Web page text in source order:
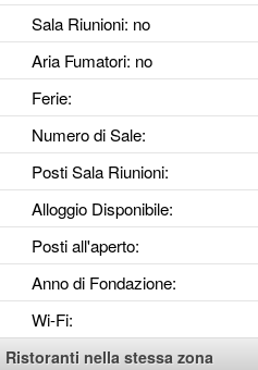
Sala Riunioni: no
Aria Fumatori: no
Ferie:
Numero di Sale:
Posti Sala Riunioni:
Alloggio Disponibile:
Posti all'aperto:
Anno di Fondazione:
Wi-Fi:
Ristoranti nella stessa zona